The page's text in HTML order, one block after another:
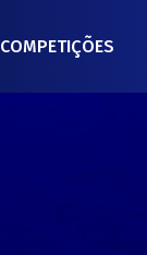
COMPETIÇÕES